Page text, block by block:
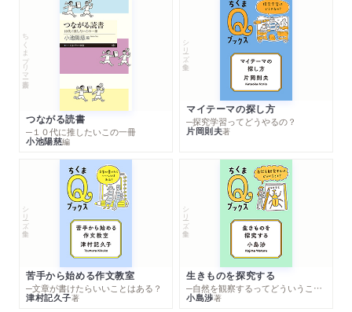
ちくまプリマー新書
つながる読書
─１０代に推したいこの一冊
小池陽慈編
シリーズ・全集
マイテーマの探し方
─探究学習ってどうやるの？
片岡則夫著
シリーズ・全集
苦手から始める作文教室
─文章が書けたらいいことはある？
津村記久子著
シリーズ・全集
生きものを探究する
─自然を観察するってどういうこと？
小島渉著